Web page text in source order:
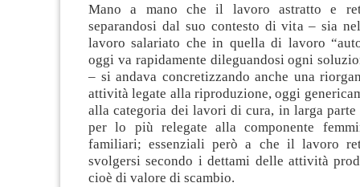
Mano a mano che il lavoro astratto e
separandosi dal suo contesto di vita – sia
lavoro salariato che in quella di lavoro
oggi va rapidamente dileguandosi ogni
– si andava concretizzando anche una
attività legate alla riproduzione, oggi
alla categoria dei lavori di cura, in larga
per lo più relegate alla componente
familiari; essenziali però a che il lavoro
svolgersi secondo i dettami delle attività
cioè di valore di scambio.